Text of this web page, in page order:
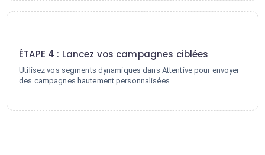
ÉTAPE 4 : Lancez vos campagnes ciblées
Utilisez vos segments dynamiques dans Attentive pour envoyer
des campagnes hautement personnalisées.